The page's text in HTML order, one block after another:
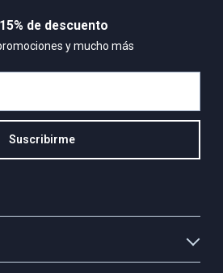
de descuento
y mucho más
Suscribirme